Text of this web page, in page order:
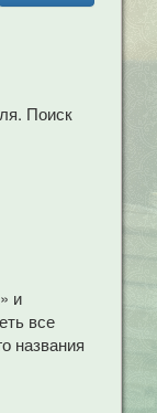
Поиск
и
все
названия